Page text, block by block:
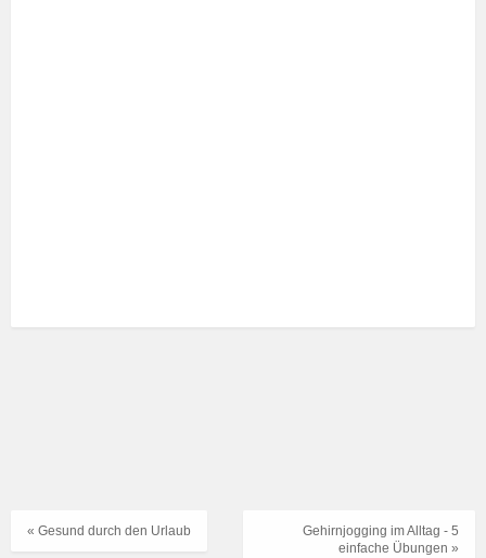
Gehirnjogging im Alltag - 5
einfache Übungen »
« Gesund durch den Urlaub